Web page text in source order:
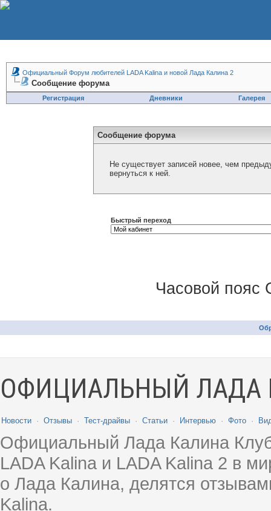
Официальный Форум любителей LADA Kalina и новой Лада Калина 2
Сообщение форума
Регистрация Дневники Галерея
Сообщение форума
Не существует записей новее, чем
вернуться к ней.
Быстрый переход
Часовой пояс
ОФИЦИАЛЬНЫЙ ЛАДА
Новости · Отзывы · Тест-драйвы · Статьи · Интервью · Фото ·
Официальный Лада Калина
LADA Kalina и LADA Kalina 2 в
о Лада Калина, делятся
Kalina.